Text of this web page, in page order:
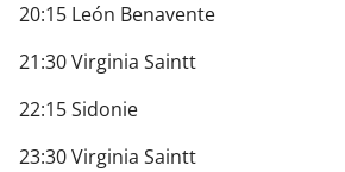
20:15 León Benavente
21:30 Virginia Saintt
22:15 Sidonie
23:30 Virginia Saintt